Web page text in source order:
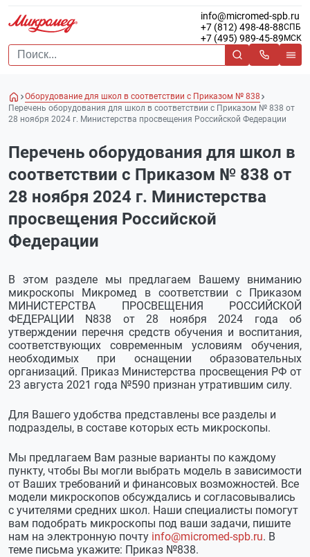
info@micromed-spb.ru
+7 (812) 498-48-88СПБ
+7 (495) 989-45-89 МСК
Оборудование для школ в соответствии с Приказом № 838
Перечень оборудования для школ в соответствии с Приказом № 838 от
28 ноября 2024 г. Министерства просвещения Российской Федерации
Перечень оборудования для школ в
соответствии с Приказом № 838 от
28 ноября 2024 г. Министерства
просвещения Российской
Федерации
В этом разделе мы предлагаем Вашему вниманию
микроскопы Микромед в соответствии с Приказом
МИНИСТЕРСТВА ПРОСВЕЩЕНИЯ РОССИЙСКОЙ
ФЕДЕРАЦИИ N838 от 28 ноября 2024 года об
утверждении перечня средств обучения и воспитания,
соответствующих современным условиям обучения,
необходимых при оснащении образовательных
организаций. Приказ Министерства просвещения РФ от
23 августа 2021 года №590 признан утратившим силу.
Для Вашего удобства представлены все разделы и
подразделы, в составе которых есть микроскопы.
Мы предлагаем Вам разные варианты по каждому
пункту, чтобы Вы могли выбрать модель в зависимости
от Ваших требований и финансовых возможностей. Все
модели микроскопов обсуждались и согласовывались
с учителями средних школ. Наши специалисты помогут
вам подобрать микроскопы под ваши задачи, пишите
нам на электронную почту info@micromed-spb.ru. В
теме письма укажите: Приказ №838.